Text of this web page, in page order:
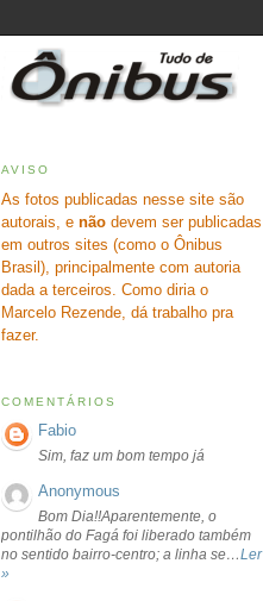
AVISO
As fotos publicadas nesse site são
autorais, e não devem ser publicadas
em outros sites (como o Ônibus
Brasil), principalmente com autoria
dada a terceiros. Como diria o
Marcelo Rezende, dá trabalho pra
fazer.
COMENTÁRIOS
Fabio
Sim, faz um bom tempo já
Anonymous
Bom Dia!!Aparentemente, o
pontilhão do Fagá foi liberado também
no sentido bairro-centro; a linha se…Ler
»